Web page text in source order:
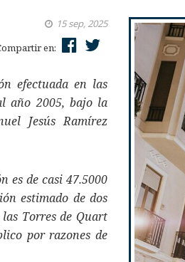
15 sep, 2025
en:
efectuada en las
año 2005, bajo la
Jesús Ramírez
es de casi 47.5000
estimado de dos
Torres de Quart
por razones de